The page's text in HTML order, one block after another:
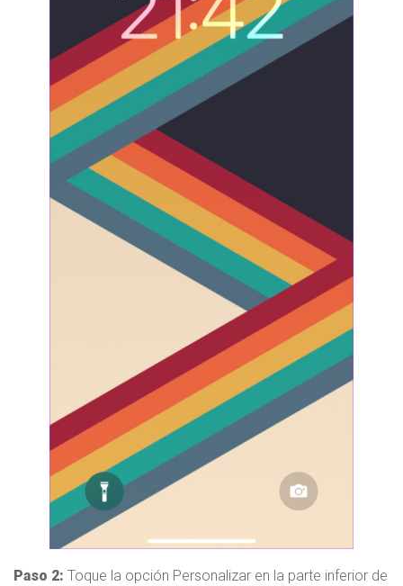
Paso 2: Toque la opción Personalizar en la parte inferior de